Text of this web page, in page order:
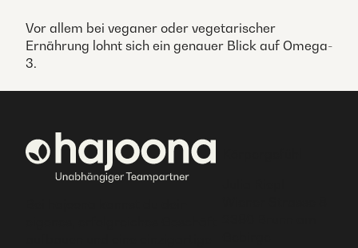
Vor allem bei veganer oder vegetarischer
Ernährung lohnt sich ein genauer Blick auf Omega-
3.